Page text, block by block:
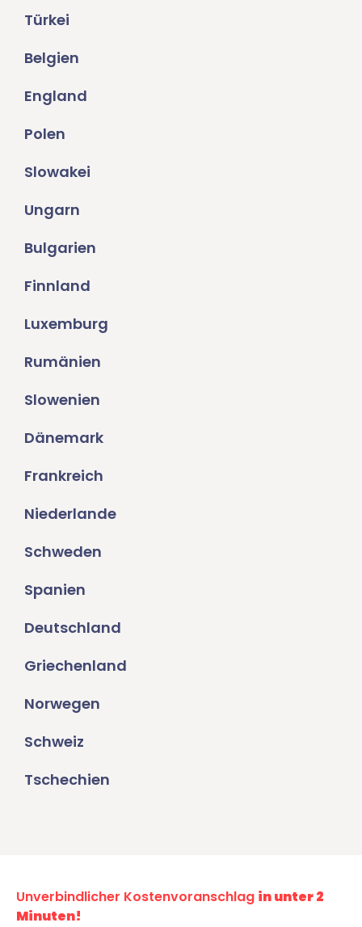
Türkei
Belgien
England
Polen
Slowakei
Ungarn
Bulgarien
Finnland
Luxemburg
Rumänien
Slowenien
Dänemark
Frankreich
Niederlande
Schweden
Spanien
Deutschland
Griechenland
Norwegen
Schweiz
Tschechien
Unverbindlicher Kostenvoranschlag in unter 2
Minuten!